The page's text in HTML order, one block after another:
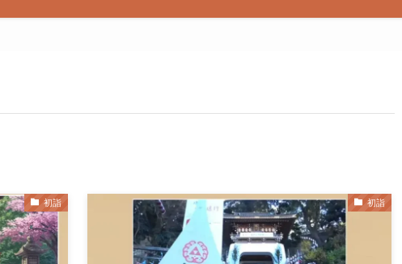
初詣 初詣